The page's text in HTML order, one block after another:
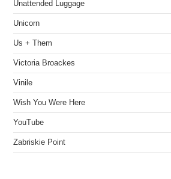
Unattended Luggage
Unicorn
Us + Them
Victoria Broackes
Vinile
Wish You Were Here
YouTube
Zabriskie Point